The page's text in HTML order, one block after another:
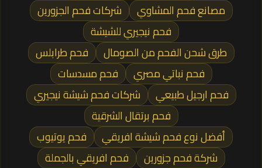
مصانع فحم المشاوي
شركات فحم الجزورين
فحم نيجيري للشيشة
طرق شحن الفحم من الصومال
فحم طرابلس
فحم نباتي مصري
فحم مسدسات
فحم ارجيل طبيعي
شركات فحم شيشة نيجيري
فحم برتقال الشرقية
أفضل نوع فحم شيشة افريقي
فحم يوتيوب
شركة فحم جزورين
فحم افريقي بالجملة